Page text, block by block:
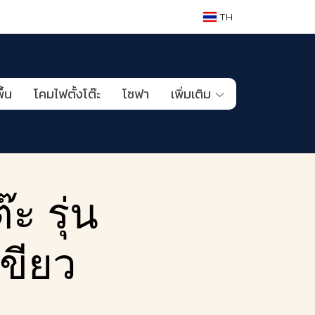
TH
น โคมไฟตั้งโต๊ะ โซฟา เพิ่มเติม
รุ่น
ยว